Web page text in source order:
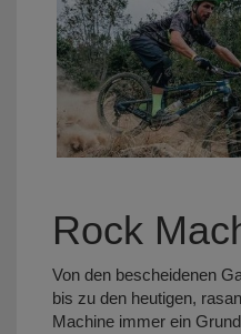
Rock
Von den bescheidenen
bis zu den heutigen,
Machine immer ein